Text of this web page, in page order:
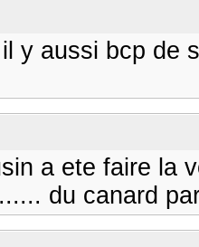
y aussi bcp de
a ete faire la
du canard